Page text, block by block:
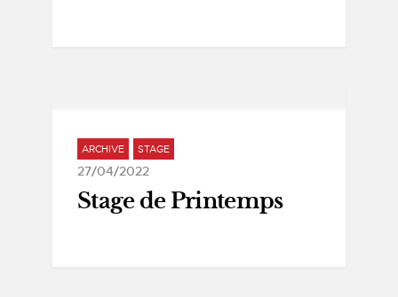
ARCHIVE STAGE
27/04/2022
Stage de Printemps